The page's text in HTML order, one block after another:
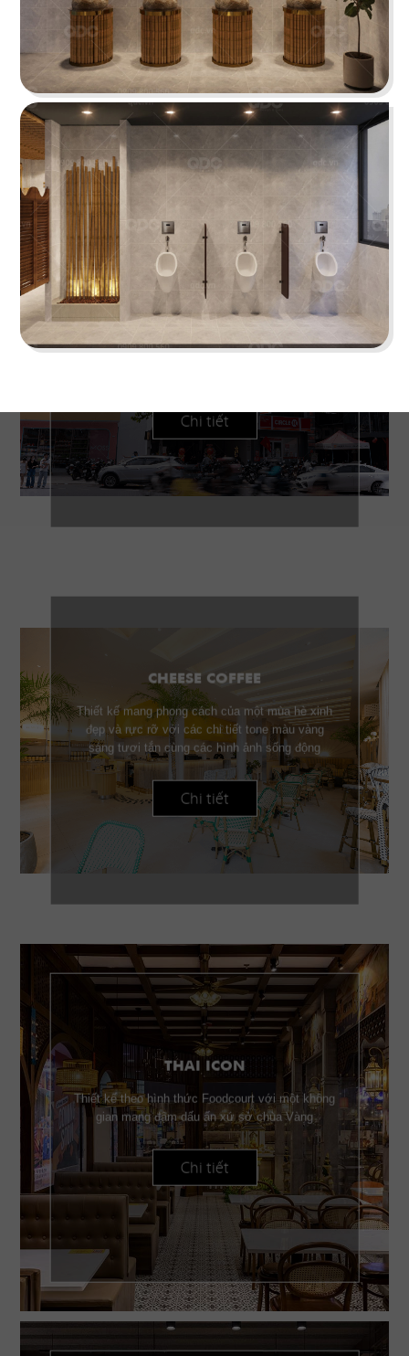
Chi tiết
KOI THÉ
đầu tư cho dự án tổng thầu thi công chi nhánh
Chi tiết
CHEESE COFFEE
Thiết kế mang phong cách của một mùa hè xinh
đẹp và rực rỡ với các chi tiết tone màu vàng
sáng tươi tắn cùng các hình ảnh sống động
Chi tiết
THAI ICON
Thiết kế theo hình thức Foodcourt với một không
gian mang đậm dấu ấn xứ sở chùa Vàng
Chi tiết